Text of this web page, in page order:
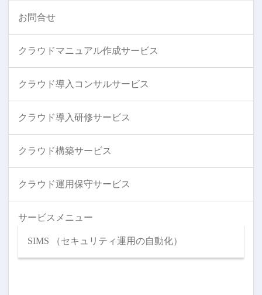
お問合せ
クラウドマニュアル作成サービス
クラウド導入コンサルサービス
クラウド導入研修サービス
クラウド構築サービス
クラウド運用保守サービス
サービスメニュー
SIMS （セキュリティ運用の自動化）